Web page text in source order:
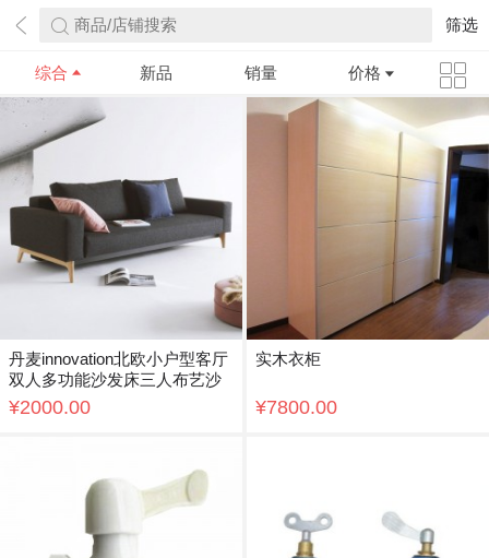
商品/店铺搜索 筛选
综合 新品 销量 价格
丹麦innovation北欧小户型客厅
双人多功能沙发床三人布艺沙
发IDUN 原创设计 独立簧坐垫
¥2000.00
实木衣柜
¥7800.00